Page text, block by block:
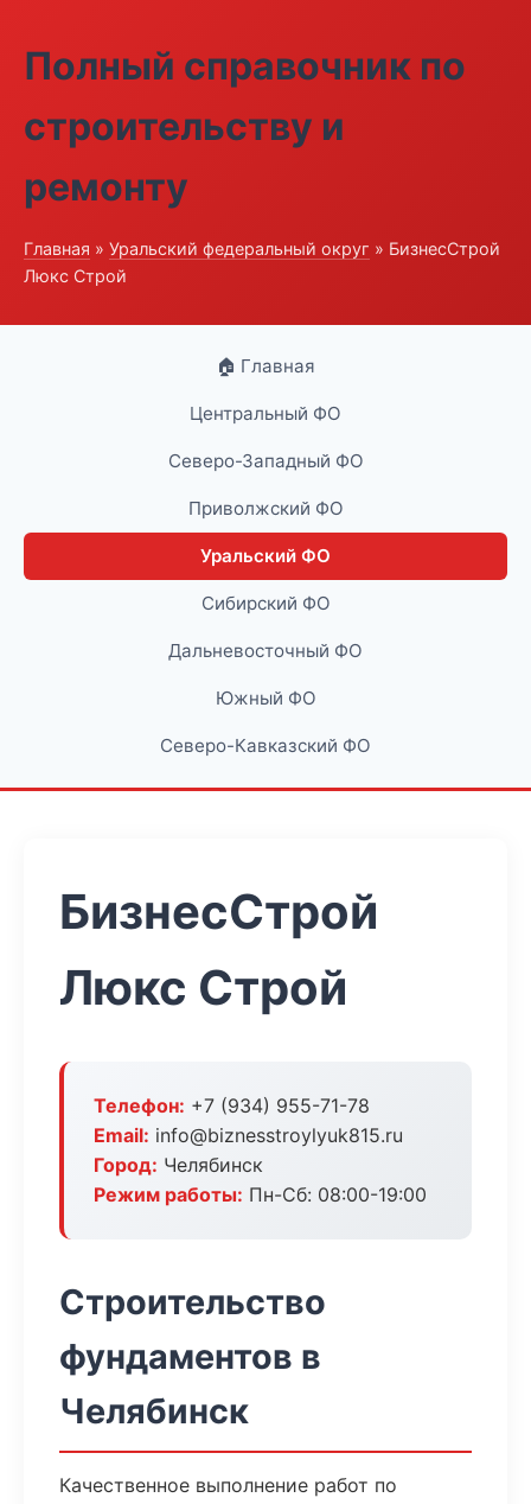
Полный справочник по
строительству и
ремонту
Главная » Уральский федеральный округ » БизнесСтрой
Люкс Строй
🏠 Главная
Центральный ФО
Северо-Западный ФО
Приволжский ФО
Уральский ФО
Сибирский ФО
Дальневосточный ФО
Южный ФО
Северо-Кавказский ФО
БизнесСтрой
Люкс Строй
Телефон: +7 (934) 955-71-78
Email: info@biznesstroylyuk815.ru
Город: Челябинск
Режим работы: Пн-Сб: 08:00-19:00
Строительство
фундаментов в
Челябинск
Качественное выполнение работ по